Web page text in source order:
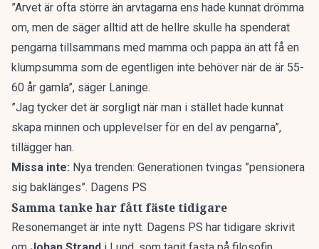
”Arvet är ofta större än arvtagarna ens hade kunnat drömma
om, men de säger alltid att de hellre skulle ha spenderat
pengarna tillsammans med mamma och pappa än att få en
klumpsumma som de egentligen inte behöver när de är 55-
60 år gamla”, säger Laninge.
”Jag tycker det är sorgligt när man i stället hade kunnat
skapa minnen och upplevelser för en del av pengarna”,
tillägger han.
Missa inte: Nya trenden: Generationen tvingas ”pensionera
sig baklänges”. Dagens PS
Samma tanke har fått fäste tidigare
Resonemanget är inte nytt. Dagens PS har tidigare skrivit